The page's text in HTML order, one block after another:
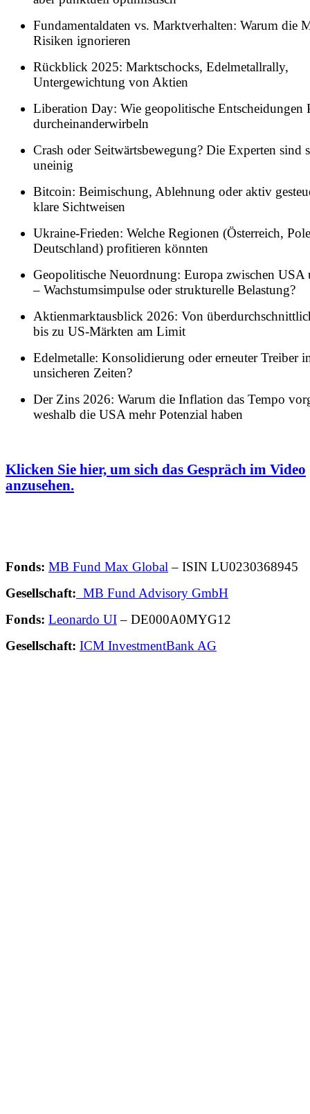
Fundamentaldaten vs. Marktverhalten: Warum die
Risiken ignorieren
Rückblick 2025: Marktschocks, Edelmetallrally,
Untergewichtung von Aktien
Liberation Day: Wie geopolitische Entscheidungen
durcheinanderwirbeln
Crash oder Seitwärtsbewegung? Die Experten sind
uneinig
Bitcoin: Beimischung, Ablehnung oder aktiv
klare Sichtweisen
Ukraine-Frieden: Welche Regionen (Österreich,
Deutschland) profitieren könnten
Geopolitische Neuordnung: Europa zwischen USA
– Wachstumsimpulse oder strukturelle Belastung?
Aktienmarktausblick 2026: Von
bis zu US-Märkten am Limit
Edelmetalle: Konsolidierung oder erneuter Treiber
unsicheren Zeiten?
Der Zins 2026: Warum die Inflation das Tempo
weshalb die USA mehr Potenzial haben
Klicken Sie hier, um sich das Gespräch im Video
anzusehen.
Fonds: MB Fund Max Global – ISIN LU0230368945
Gesellschaft: MB Fund Advisory GmbH
Fonds: Leonardo UI– DE000A0MYG12
Gesellschaft: ICM InvestmentBank AG